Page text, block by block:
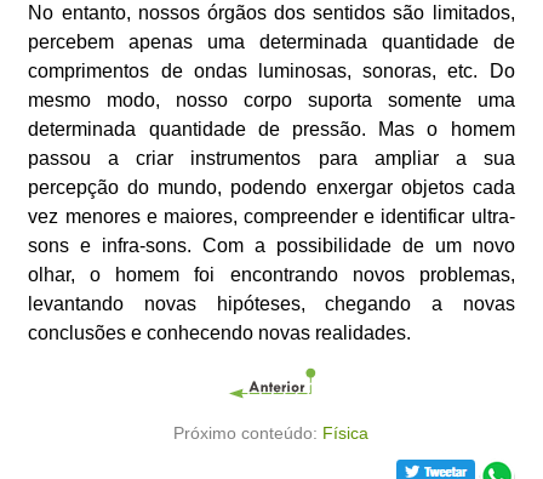
No entanto, nossos órgãos dos sentidos são limitados,
percebem apenas uma determinada quantidade de
comprimentos de ondas luminosas, sonoras, etc. Do
mesmo modo, nosso corpo suporta somente uma
determinada quantidade de pressão. Mas o homem
passou a criar instrumentos para ampliar a sua
percepção do mundo, podendo enxergar objetos cada
vez menores e maiores, compreender e identificar ultra-
sons e infra-sons. Com a possibilidade de um novo
olhar, o homem foi encontrando novos problemas,
levantando novas hipóteses, chegando a novas
conclusões e conhecendo novas realidades.
Próximo conteúdo: Física